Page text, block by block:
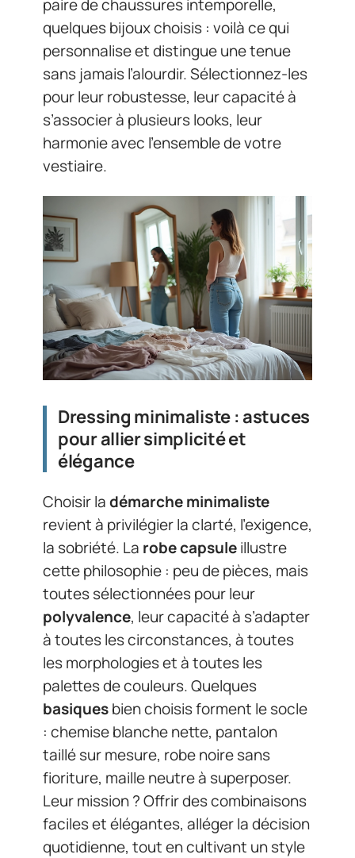
paire de chaussures intemporelle,
quelques bijoux choisis : voilà ce qui
personnalise et distingue une tenue
sans jamais l’alourdir. Sélectionnez-les
pour leur robustesse, leur capacité à
s’associer à plusieurs looks, leur
harmonie avec l’ensemble de votre
vestiaire.
Dressing minimaliste : astuces
pour allier simplicité et
élégance
Choisir ladémarche minimaliste
revient à privilégier la clarté, l’exigence,
la sobriété. La robe capsuleillustre
cette philosophie : peu de pièces, mais
toutes sélectionnées pour leur
polyvalence, leur capacité à s’adapter
à toutes les circonstances, à toutes
les morphologies et à toutes les
palettes de couleurs. Quelques
basiquesbien choisis forment le socle
: chemise blanche nette, pantalon
taillé sur mesure, robe noire sans
fioriture, maille neutre à superposer.
Leur mission ? Offrir des combinaisons
faciles et élégantes, alléger la décision
quotidienne, tout en cultivant un style